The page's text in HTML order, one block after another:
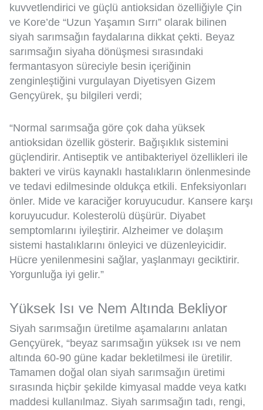
kuvvetlendirici ve güçlü antioksidan özelliğiyle Çin
ve Kore’de “Uzun Yaşamın Sırrı” olarak bilinen
siyah sarımsağın faydalarına dikkat çekti. Beyaz
sarımsağın siyaha dönüşmesi sırasındaki
fermantasyon süreciyle besin içeriğinin
zenginleştiğini vurgulayan Diyetisyen Gizem
Gençyürek, şu bilgileri verdi;
“Normal sarımsağa göre çok daha yüksek
antioksidan özellik gösterir. Bağışıklık sistemini
güçlendirir. Antiseptik ve antibakteriyel özellikleri ile
bakteri ve virüs kaynaklı hastalıkların önlenmesinde
ve tedavi edilmesinde oldukça etkili. Enfeksiyonları
önler. Mide ve karaciğer koruyucudur. Kansere karşı
koruyucudur. Kolesterolü düşürür. Diyabet
semptomlarını iyileştirir. Alzheimer ve dolaşım
sistemi hastalıklarını önleyici ve düzenleyicidir.
Hücre yenilenmesini sağlar, yaşlanmayı geciktirir.
Yorgunluğa iyi gelir.”
Yüksek Isı ve Nem Altında Bekliyor
Siyah sarımsağın üretilme aşamalarını anlatan
Gençyürek, “beyaz sarımsağın yüksek ısı ve nem
altında 60-90 güne kadar bekletilmesi ile üretilir.
Tamamen doğal olan siyah sarımsağın üretimi
sırasında hiçbir şekilde kimyasal madde veya katkı
maddesi kullanılmaz. Siyah sarımsağın tadı, rengi,